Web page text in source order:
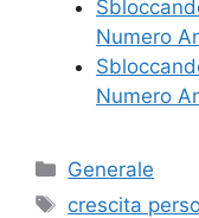
Numero
Numero
Categories
Generale
Tags
crescita